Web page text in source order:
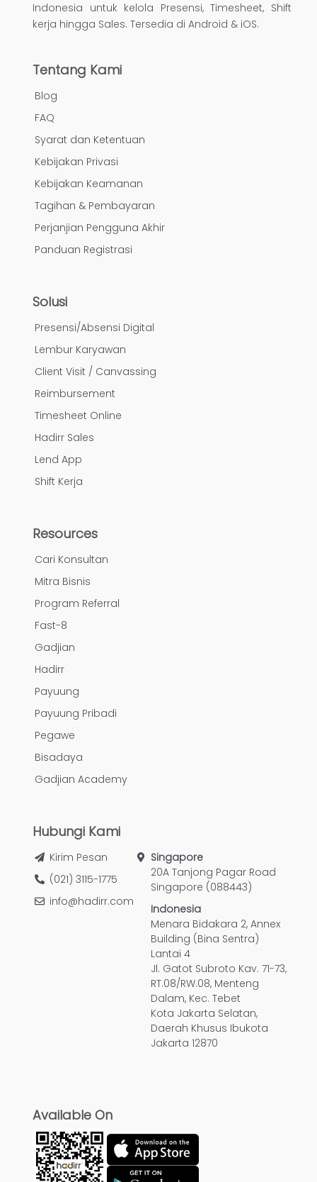
Indonesia untuk kelola Presensi, Timesheet, Shift
kerja hingga Sales. Tersedia di Android & iOS.
Tentang Kami
Blog
FAQ
Syarat dan Ketentuan
Kebijakan Privasi
Kebijakan Keamanan
Tagihan & Pembayaran
Perjanjian Pengguna Akhir
Panduan Registrasi
Solusi
Presensi/Absensi Digital
Lembur Karyawan
Client Visit / Canvassing
Reimbursement
Timesheet Online
Hadirr Sales
Lend App
Shift Kerja
Resources
Cari Konsultan
Mitra Bisnis
Program Referral
Fast-8
Gadjian
Hadirr
Payuung
Payuung Pribadi
Pegawe
Bisadaya
Gadjian Academy
Hubungi Kami
Kirim Pesan
(021) 3115-1775
info@hadirr.com
Singapore
20A Tanjong Pagar Road
Singapore (088443)
Indonesia
Menara Bidakara 2, Annex
Building (Bina Sentra)
Lantai 4
Jl. Gatot Subroto Kav. 71-73,
RT.08/RW.08, Menteng
Dalam, Kec. Tebet
Kota Jakarta Selatan,
Daerah Khusus Ibukota
Jakarta 12870
Available On